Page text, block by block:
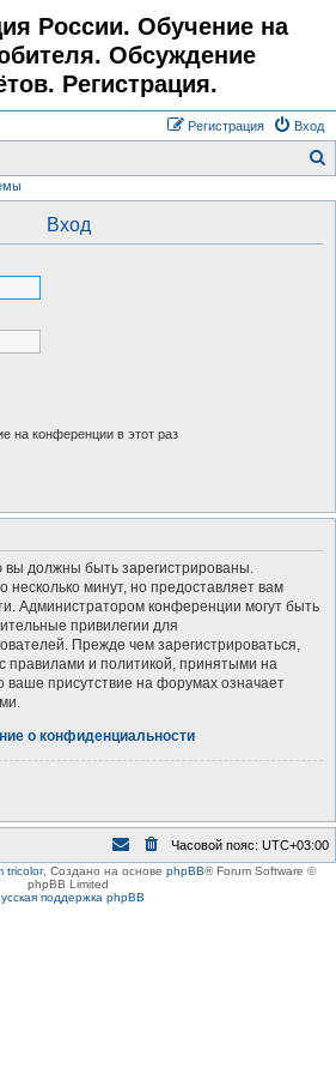
России. Обучение на
Обсуждение
Регистрация.
Вход
Регистрация
Вход
на конференции в этот раз
должны быть зарегистрированы.
несколько минут, но предоставляет вам
Администратором конференции могут быть
привилегии для
Прежде чем зарегистрироваться,
правилами и политикой, принятыми на
присутствие на форумах означает
о конфиденциальности
Часовой пояс: UTC+03:00
tricolor, Создано на основе phpBB® Forum Software ©
phpBB Limited
поддержка phpBB